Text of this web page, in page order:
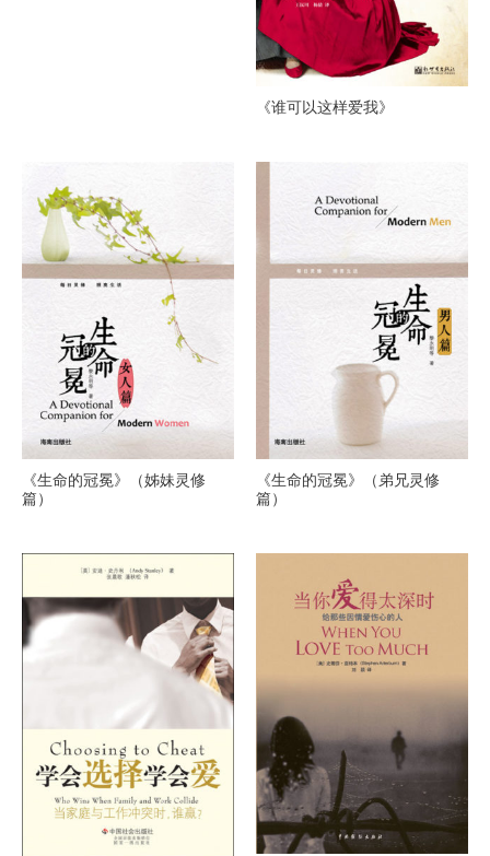
《谁可以这样爱我》
《生命的冠冕》（姊妹灵修
篇）
《生命的冠冕》（弟兄灵修
篇）